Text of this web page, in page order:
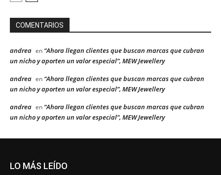
COMENTARIOS
andrea en “Ahora llegan clientes que buscan marcas que cubran
un nicho y aporten un valor especial”, MEW Jewellery
andrea en “Ahora llegan clientes que buscan marcas que cubran
un nicho y aporten un valor especial”, MEW Jewellery
andrea en “Ahora llegan clientes que buscan marcas que cubran
un nicho y aporten un valor especial”, MEW Jewellery
LO MÁS LEÍDO